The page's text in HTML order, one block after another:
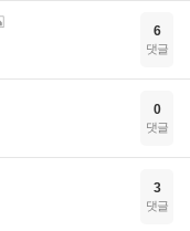
6
댓글
0
댓글
3
댓글